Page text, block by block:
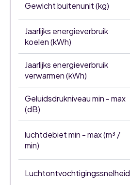
Gewicht buitenunit (kg)
Jaarlijks energieverbruik
koelen (kWh)
Jaarlijks energieverbruik
verwarmen (kWh)
Geluidsdrukniveau min - max
(dB)
luchtdebiet min - max (m³ /
min)
Luchtontvochtigingssnelheid